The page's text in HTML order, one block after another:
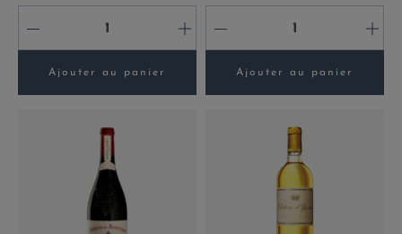
- +
Ajouter au panier
- +
Ajouter au panier